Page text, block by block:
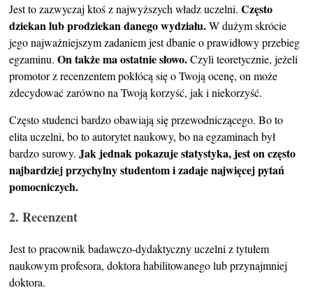
Jest to zazwyczaj ktoś z najwyższych władz uczelni.Często
dziekan lub prodziekan danego wydziału.W dużym skrócie
jego najważniejszym zadaniem jest dbanie o prawidłowy przebieg
egzaminu.On także ma ostatnie słowo.Czyli teoretycznie, jeżeli
promotor z recenzentem pokłócą się o Twoją ocenę, on może
zdecydować zarówno na Twoją korzyść, jak i niekorzyść.
Często studenci bardzo obawiają się przewodniczącego. Bo to
elita uczelni, bo to autorytet naukowy, bo na egzaminach był
bardzo surowy.Jak jednak pokazuje statystyka, jest on często
najbardziej przychylny studentom i zadaje najwięcej pytań
pomocniczych.
2. Recenzent
Jest to pracownik badawczo-dydaktyczny uczelni z tytułem
naukowym profesora, doktora habilitowanego lub przynajmniej
doktora.